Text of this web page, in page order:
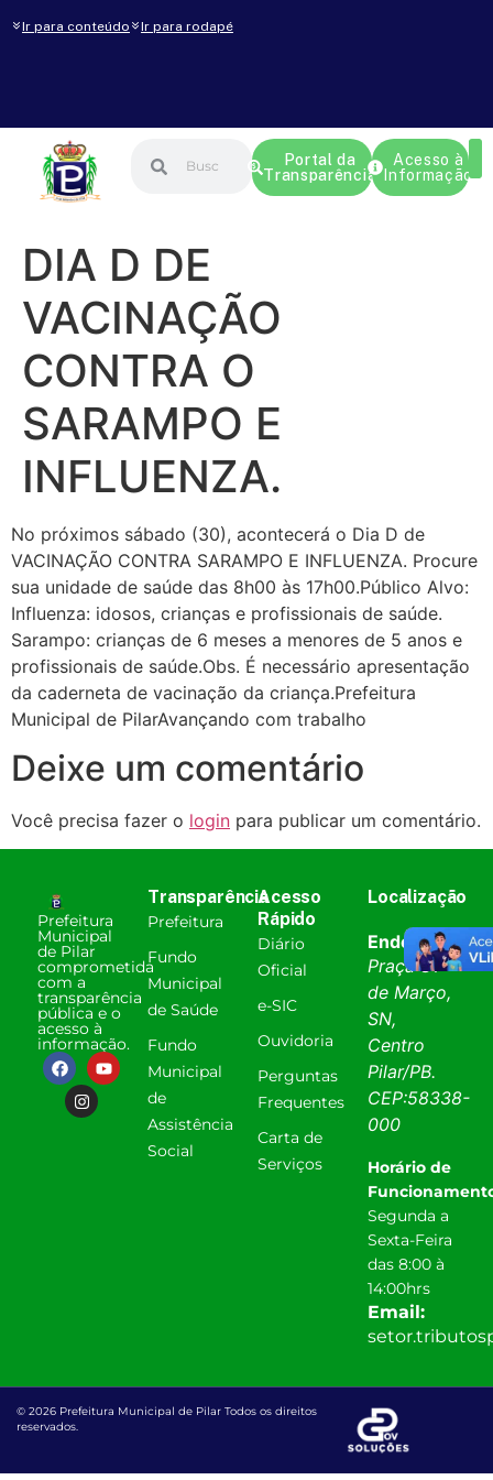
Ir para conteúdo Ir para rodapé
Portal da
Transparência
Acesso à
Informação
DIA D DE
VACINAÇÃO
CONTRA O
SARAMPO E
INFLUENZA.
No próximos sábado (30), acontecerá o Dia D de
VACINAÇÃO CONTRA SARAMPO E INFLUENZA. Procure
sua unidade de saúde das 8h00 às 17h00.Público Alvo:
Influenza: idosos, crianças e profissionais de saúde.
Sarampo: crianças de 6 meses a menores de 5 anos e
profissionais de saúde.Obs. É necessário apresentação
da caderneta de vacinação da criança.Prefeitura
Municipal de PilarAvançando com trabalho
Deixe um comentário
Você precisa fazer o login para publicar um comentário.
Prefeitura
Municipal
de Pilar
comprometida
com a
transparência
pública e o
acesso à
informação.
Transparência
Prefeitura
Fundo
Municipal
de Saúde
Fundo
Municipal
de
Assistência
Social
Acesso
Rápido
Diário
Oficial
e-SIC
Ouvidoria
Perguntas
Frequentes
Carta de
Serviços
Localização
Endereço:
Praça 31
de Março,
SN,
Centro
Pilar/PB.
CEP:58338-
000
Horário de
Segunda a
Sexta-Feira
das 8:00 à
14:00hrs
Email:
© 2026 Prefeitura Municipal de Pilar Todos os direitos
reservados.